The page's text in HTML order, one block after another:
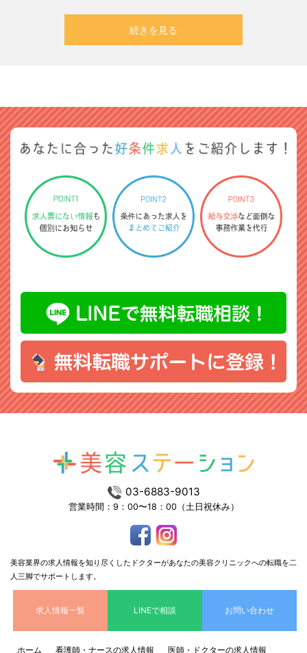
続きを見る
03-6883-9013
営業時間：9：00〜18：00（土日祝休み）
美容業界の求人情報を知り尽くしたドクターがあなたの美容クリニックへの転職を二
人三脚でサポートします。
求人情報一覧 LINEで相談 お問い合わせ
ホーム 看護師・ナースの求人情報 医師・ドクターの求人情報